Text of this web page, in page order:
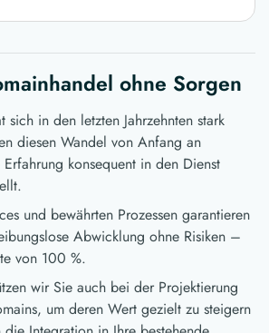
ohne Sorgen
sich in den letzten Jahrzehnten stark
diesen Wandel von Anfang an
konsequent in den Dienst
und bewährten Prozessen garantieren
Abwicklung ohne Risiken –
von 100 %.
wir Sie auch bei der Projektierung
um deren Wert gezielt zu steigern